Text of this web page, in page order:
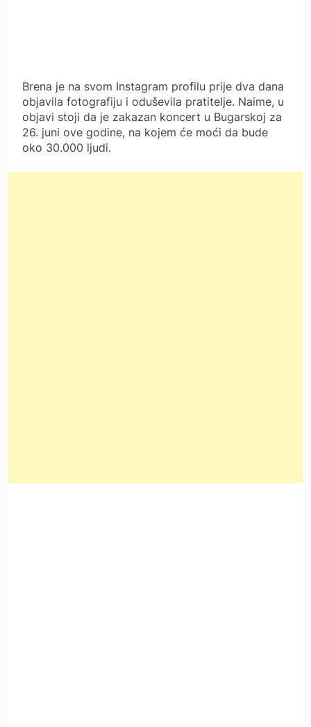
Brena je na svom Instagram profilu prije dva dana
objavila fotografiju i oduševila pratitelje. Naime, u
objavi stoji da je zakazan koncert u Bugarskoj za
26. juni ove godine, na kojem će moći da bude
oko 30.000 ljudi.